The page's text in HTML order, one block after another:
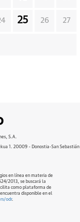
25 26 27
S.A.
1. 20009 - Donostia-San Sebastián
en línea en materia de
2013, se buscará la
como plataforma de
disponible en el
odr.